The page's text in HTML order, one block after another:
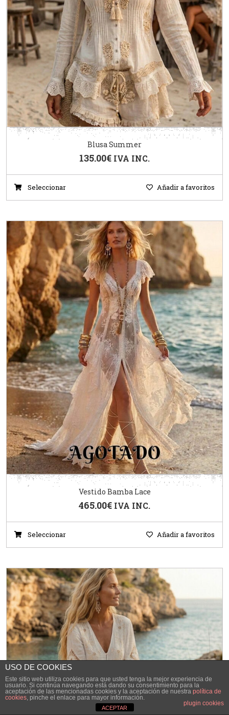
Blusa Summer
135.00€ IVA INC.
Seleccionar Añadir a favoritos
Vestido Bamba Lace
465.00€ IVA INC.
Seleccionar Añadir a favoritos
USO DE COOKIES
Este sitio web utiliza cookies para que usted tenga la mejor experiencia de
usuario. Si continúa navegando está dando su consentimiento para la
aceptación de las mencionadas cookies y la aceptación de nuestra política de
cookies, pinche el enlace para mayor información.
plugin cookies
ACEPTAR